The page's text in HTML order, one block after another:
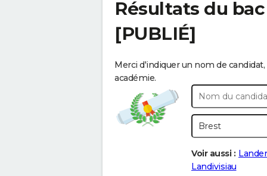
Résultats du
[PUBLIÉ]
Merci d'indiquer un nom de
académie.
Voir aussi :
Landivisiau